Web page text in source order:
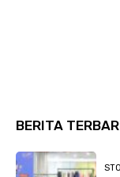
BERITA